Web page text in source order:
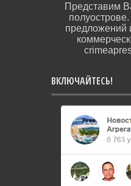
Представим
предложений
ВКЛЮЧАЙТЕСЬ!